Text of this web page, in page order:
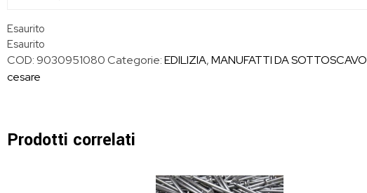
Esaurito
Esaurito
COD:9030951080Categorie:EDILIZIA,MANUFATTI DA SOTTOSCAVO
cesare
Prodotti correlati